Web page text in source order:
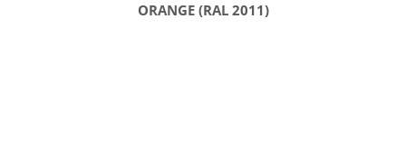
ORANGE (RAL 2011)